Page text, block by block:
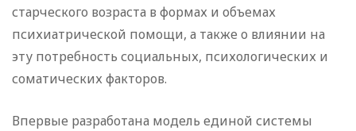
старческого возраста в формах и объемах
психиатрической помощи, а также о влиянии на
эту потребность социальных, психологических и
соматических факторов.
Впервые разработана модель единой системы